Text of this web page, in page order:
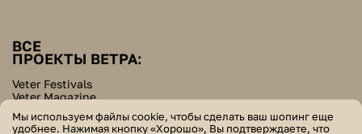
ВСЕ
ПРОЕКТЫ ВЕТРА:
Veter Festivals
Veter Magazine
Helpers Bazar
Мы используем файлы cookie, чтобы сделать ваш шопинг еще
удобнее. Нажимая кнопку «Хорошо», Вы подтверждаете, что